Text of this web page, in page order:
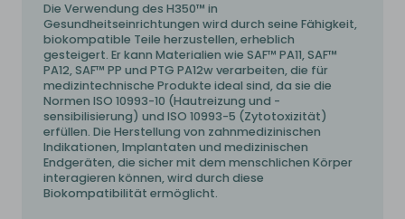
Die Verwendung des H350™ in
Gesundheitseinrichtungen wird durch seine Fähigkeit,
biokompatible Teile herzustellen, erheblich
gesteigert. Er kann Materialien wie SAF™ PA11, SAF™
PA12, SAF™ PP und PTG PA12w verarbeiten, die für
medizintechnische Produkte ideal sind, da sie die
Normen ISO 10993-10 (Hautreizung und -
sensibilisierung) und ISO 10993-5 (Zytotoxizität)
erfüllen. Die Herstellung von zahnmedizinischen
Indikationen, Implantaten und medizinischen
Endgeräten, die sicher mit dem menschlichen Körper
interagieren können, wird durch diese
Biokompatibilität ermöglicht.